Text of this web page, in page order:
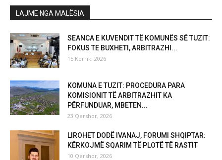
LAJME NGA MALËSIA
SEANCA E KUVENDIT TË KOMUNËS SË TUZIT:
FOKUS TE BUXHETI, ARBITRAZHI...
15 Korrik, 2026
KOMUNA E TUZIT: PROCEDURA PARA
KOMISIONIT TË ARBITRAZHIT KA
PËRFUNDUAR, MBETEN...
23 Qershor, 2026
LIROHET DODË IVANAJ, FORUMI SHQIPTAR:
KËRKOJMË SQARIM TË PLOTË TË RASTIT
10 Qershor, 2026